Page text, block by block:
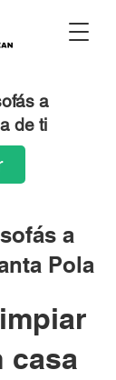
a
de ti
a
Pola
casa